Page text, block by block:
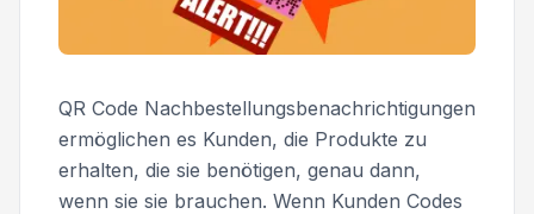
QR Code Nachbestellungsbenachrichtigungen
ermöglichen es Kunden, die Produkte zu
erhalten, die sie benötigen, genau dann,
wenn sie sie brauchen. Wenn Kunden Codes